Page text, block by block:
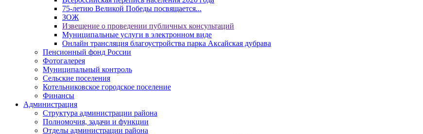
75-летию Великой Победы посвящается...
ЗОЖ
Извещение о проведении публичных консультаций
Муниципальные услуги в электронном виде
Онлайн трансляция благоустройства парка Аксайская дубрава
Пенсионный фонд России
Фотогалерея
Муниципальный контроль
Сельские поселения
Котельниковское городское поселение
Финансы
Администрация
Структура администрации района
Полномочия, задачи и функции
Отделы администрации района